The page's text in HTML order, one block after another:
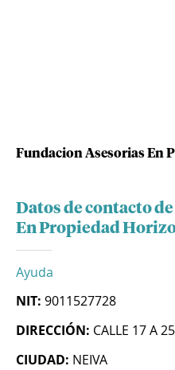
Fundacion Asesorias En
Datos de contacto
En Propiedad
Ayuda
NIT: 9011527728
DIRECCIÓN: CALLE 17 A
CIUDAD: NEIVA